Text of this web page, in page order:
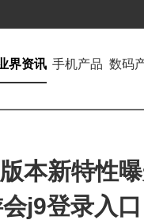
界资讯 手机产品 数码
本新特性
j9登录入口